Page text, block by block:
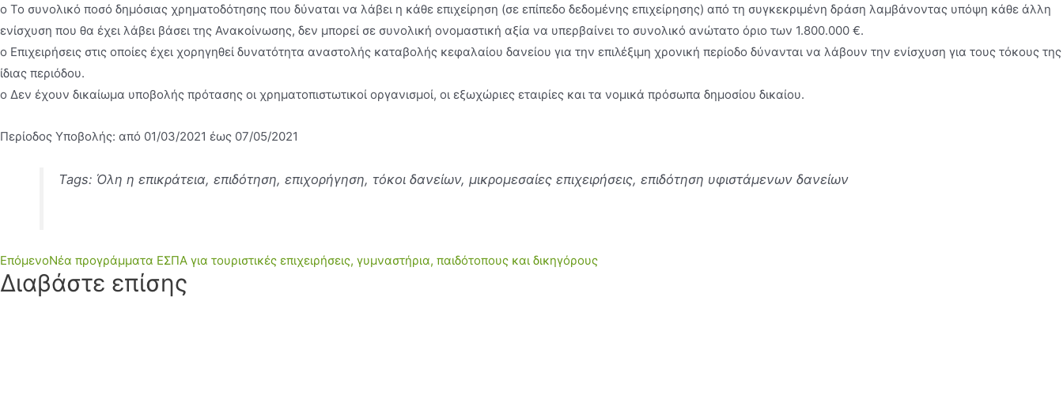
o Το συνολικό ποσό δημόσιας χρηματοδότησης που δύναται να λάβει η κάθε επιχείρηση (σε επίπεδο δεδομένης επιχείρησης) από τη συγκεκριμένη δράση λαμβάνοντας υπόψη κάθε άλλη
ενίσχυση που θα έχει λάβει βάσει της Ανακοίνωσης, δεν μπορεί σε συνολική ονομαστική αξία να υπερβαίνει το συνολικό ανώτατο όριο των 1.800.000 €.
o Επιχειρήσεις στις οποίες έχει χορηγηθεί δυνατότητα αναστολής καταβολής κεφαλαίου δανείου για την επιλέξιμη χρονική περίοδο δύνανται να λάβουν την ενίσχυση για τους τόκους της
ίδιας περιόδου.
o Δεν έχουν δικαίωμα υποβολής πρότασης οι χρηματοπιστωτικοί οργανισμοί, οι εξωχώριες εταιρίες και τα νομικά πρόσωπα δημοσίου δικαίου.
Περίοδος Υποβολής: από 01/03/2021 έως 07/05/2021
Tags: Όλη η επικράτεια, επιδότηση, επιχορήγηση, τόκοι δανείων, μικρομεσαίες επιχειρήσεις, επιδότηση υφιστάμενων δανείων
ΕπόμενοΝέα προγράμματα ΕΣΠΑ για τουριστικές επιχειρήσεις, γυμναστήρια, παιδότοπους και δικηγόρους
Διαβάστε επίσης